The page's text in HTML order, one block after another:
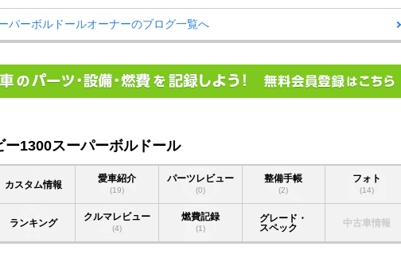
パーボルドールオーナーのブログ一覧へ
ー1300スーパーボルドール
カスタム情報
愛車紹介
(19)
パーツレビュー
(0)
整備手帳
(2)
フォト
(14)
ランキング
クルマレビュー
(4)
燃費記録
(1)
グレード・
スペック
中古車情報